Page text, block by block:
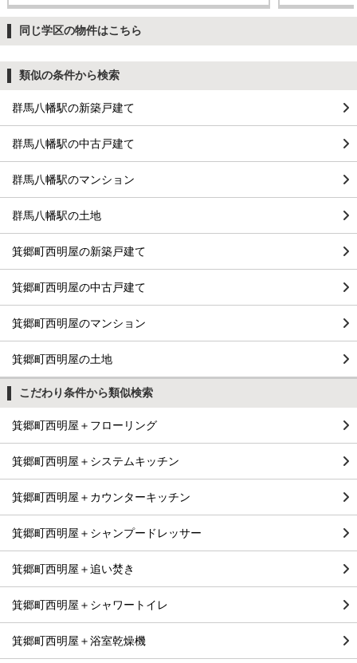
同じ学区の物件はこちら
類似の条件から検索
群馬八幡駅の新築戸建て
群馬八幡駅の中古戸建て
群馬八幡駅のマンション
群馬八幡駅の土地
箕郷町西明屋の新築戸建て
箕郷町西明屋の中古戸建て
箕郷町西明屋のマンション
箕郷町西明屋の土地
こだわり条件から類似検索
箕郷町西明屋＋フローリング
箕郷町西明屋＋システムキッチン
箕郷町西明屋＋カウンターキッチン
箕郷町西明屋＋シャンプードレッサー
箕郷町西明屋＋追い焚き
箕郷町西明屋＋シャワートイレ
箕郷町西明屋＋浴室乾燥機